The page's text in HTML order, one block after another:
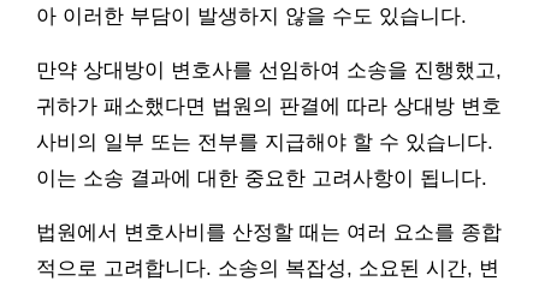
아 이러한 부담이 발생하지 않을 수도 있습니다.
만약 상대방이 변호사를 선임하여 소송을 진행했고,
귀하가 패소했다면 법원의 판결에 따라 상대방 변호
사비의 일부 또는 전부를 지급해야 할 수 있습니다.
이는 소송 결과에 대한 중요한 고려사항이 됩니다.
법원에서 변호사비를 산정할 때는 여러 요소를 종합
적으로 고려합니다. 소송의 복잡성, 소요된 시간, 변